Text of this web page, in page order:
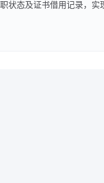
状态及证书借用记录，实